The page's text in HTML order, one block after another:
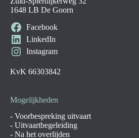
1648 LB De Goorn
Facebook
LinkedIn
Instagram
KvK 66303842
Mogelijkheden
- Voorbespreking uitvaart
- Uitvaartbegeleiding
- Na het overlijden